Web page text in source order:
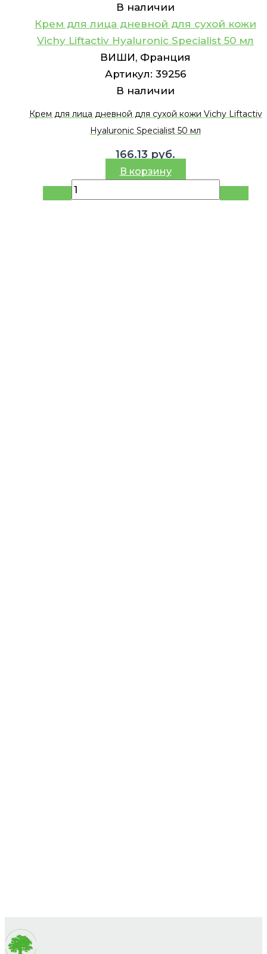
В наличии
Крем для лица дневной для сухой кожи
Vichy Liftactiv Hyaluronic Specialist 50 мл
ВИШИ, Франция
Артикул: 39256
В наличии
Крем для лица дневной для сухой кожи Vichy Liftactiv
Hyaluronic Specialist 50 мл
166.13 руб.
В корзину